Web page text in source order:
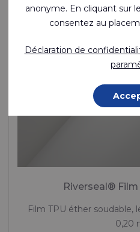
Riverseal®
Film TPU éther soudable,
0,20
anonyme. En cliquant sur
consentez au
Déclaration de